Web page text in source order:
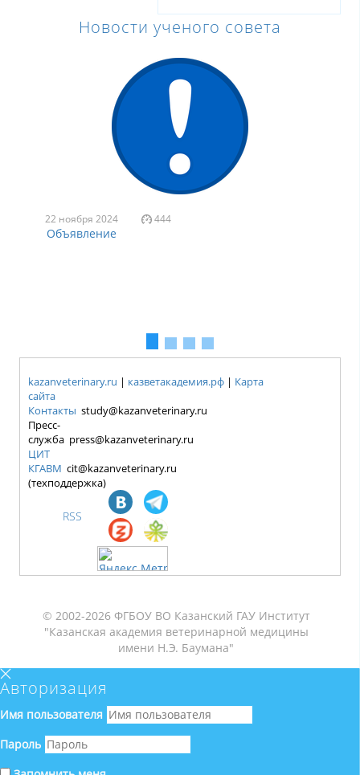
Новости ученого совета
22 ноября 2024 444
Объявление
kazanveterinary.ru | казветакадемия.рф | Карта
сайта
Контакты study@kazanveterinary.ru
Пресс-
служба press@kazanveterinary.ru
ЦИТ
КГАВМ cit@kazanveterinary.ru
(техподдержка)
RSS
© 2002-2026 ФГБОУ ВО Казанский ГАУ Институт
"Казанская академия ветеринарной медицины
имени Н.Э. Баумана"
Авторизация
Имя пользователя
Пароль